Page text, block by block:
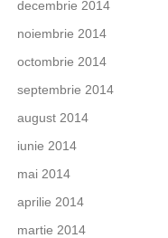
decembrie 2014
noiembrie 2014
octombrie 2014
septembrie 2014
august 2014
iunie 2014
mai 2014
aprilie 2014
martie 2014